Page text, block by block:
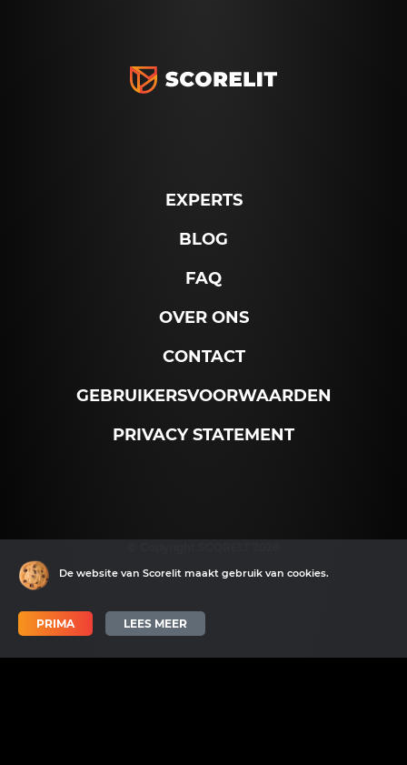
EXPERTS
BLOG
FAQ
OVER ONS
CONTACT
GEBRUIKERSVOORWAARDEN
PRIVACY STATEMENT
De website van Scorelit maakt gebruik van cookies.
PRIMA LEES MEER